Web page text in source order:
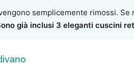
semplicemente rimossi.
già inclusi 3 eleganti cuscini